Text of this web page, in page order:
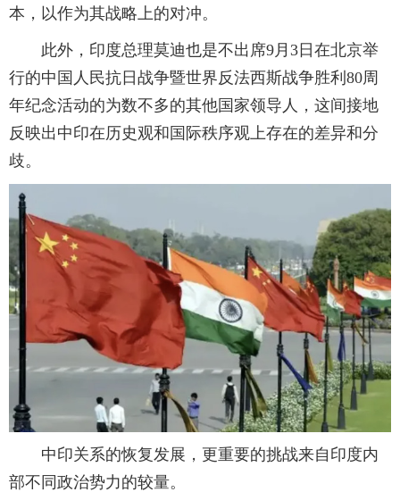
本，以作为其战略上的对冲。
此外，印度总理莫迪也是不出席9月3日在北京举
行的中国人民抗日战争暨世界反法西斯战争胜利80周
年纪念活动的为数不多的其他国家领导人，这间接地
反映出中印在历史观和国际秩序观上存在的差异和分
歧。
中印关系的恢复发展，更重要的挑战来自印度内
部不同政治势力的较量。